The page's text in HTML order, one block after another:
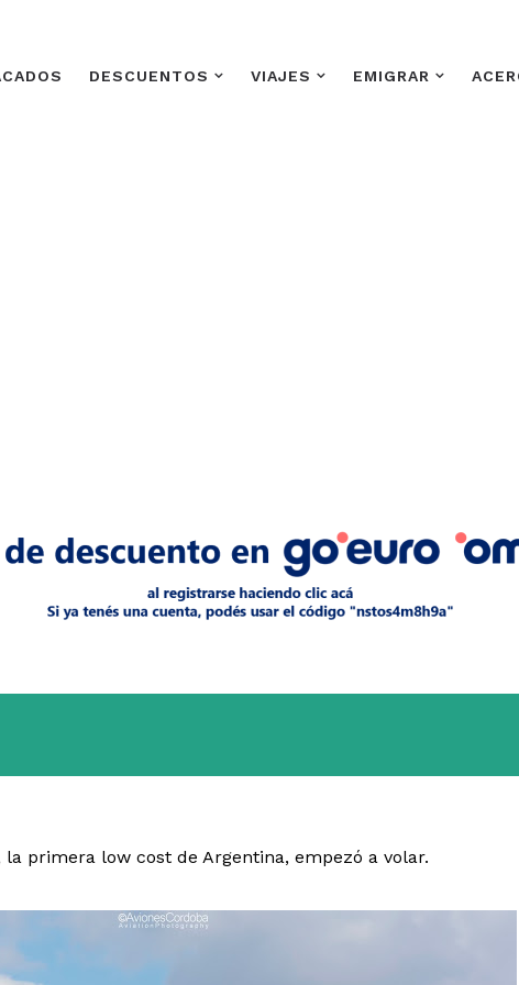
DESCUENTOS VIAJES EMIGRAR
primera low cost de Argentina, empezó a volar.